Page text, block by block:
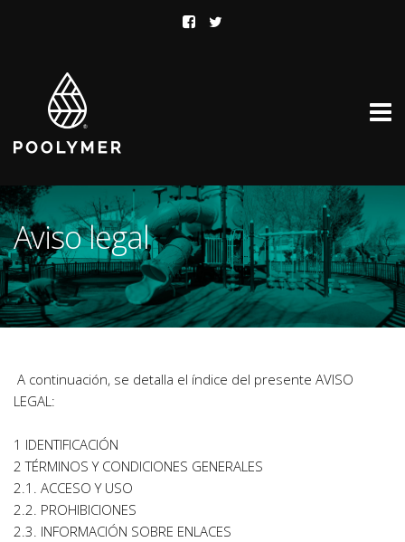
Aviso legal
LEGAL:
1 IDENTIFICACIÓN
2 TÉRMINOS Y CONDICIONES GENERALES
2.1. ACCESO Y USO
2.2. PROHIBICIONES
2.3. INFORMACIÓN SOBRE ENLACES